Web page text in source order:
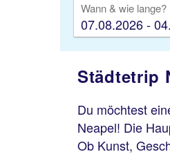
Wann & wie lange?
07.08.2026 -
Städtetrip
Du möchtest
Neapel! Die
Ob Kunst,